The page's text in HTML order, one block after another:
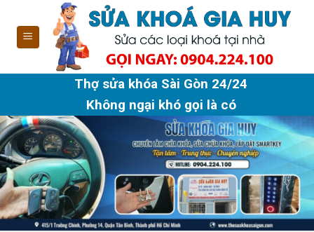
content
Thợ sửa khóa Sài Gòn 24/24
Không ngại khó gọi là có